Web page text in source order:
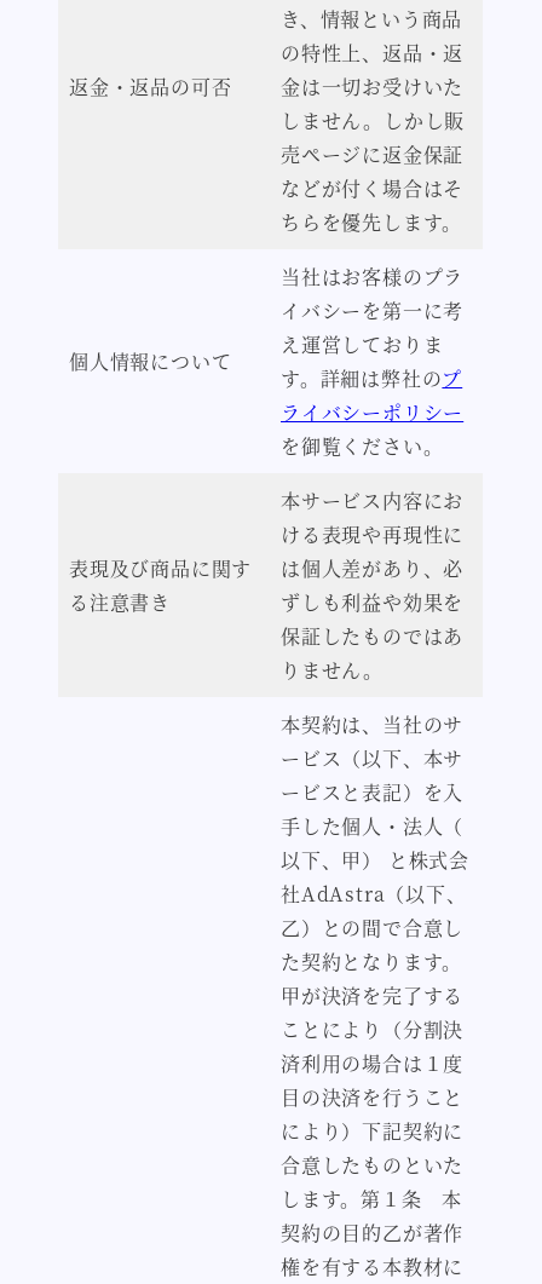
返金・返品の可否
き、情報という商品
の特性上、返品・返
金は一切お受けいた
しません。しかし販
売ページに返金保証
などが付く場合はそ
ちらを優先します。
個人情報について
当社はお客様のプラ
イバシーを第一に考
え運営しておりま
す。詳細は弊社のプ
ライバシーポリシー
を御覧ください。
表現及び商品に関す
る注意書き
本サービス内容にお
ける表現や再現性に
は個人差があり、必
ずしも利益や効果を
保証したものではあ
りません。
本契約は、当社のサ
ービス（以下、本サ
ービスと表記）を入
手した個人・法人（
以下、甲） と株式会
社AdAstra（以下、
乙）との間で合意し
た契約となります。
甲が決済を完了する
ことにより（分割決
済利用の場合は１度
目の決済を行うこと
により）下記契約に
合意したものといた
します。第１条 本
契約の目的乙が著作
権を有する本教材に